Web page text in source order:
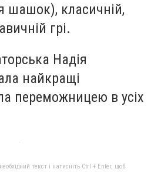
шашок), класичній,
грі.
Надія
найкращі
переможницею в усіх
текст і натисніть Ctrl + Enter, щоб